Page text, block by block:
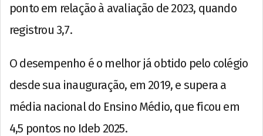
ponto em relação à avaliação de 2023, quando
registrou 3,7.
O desempenho é o melhor já obtido pelo colégio
desde sua inauguração, em 2019, e supera a
média nacional do Ensino Médio, que ficou em
4,5 pontos no Ideb 2025.